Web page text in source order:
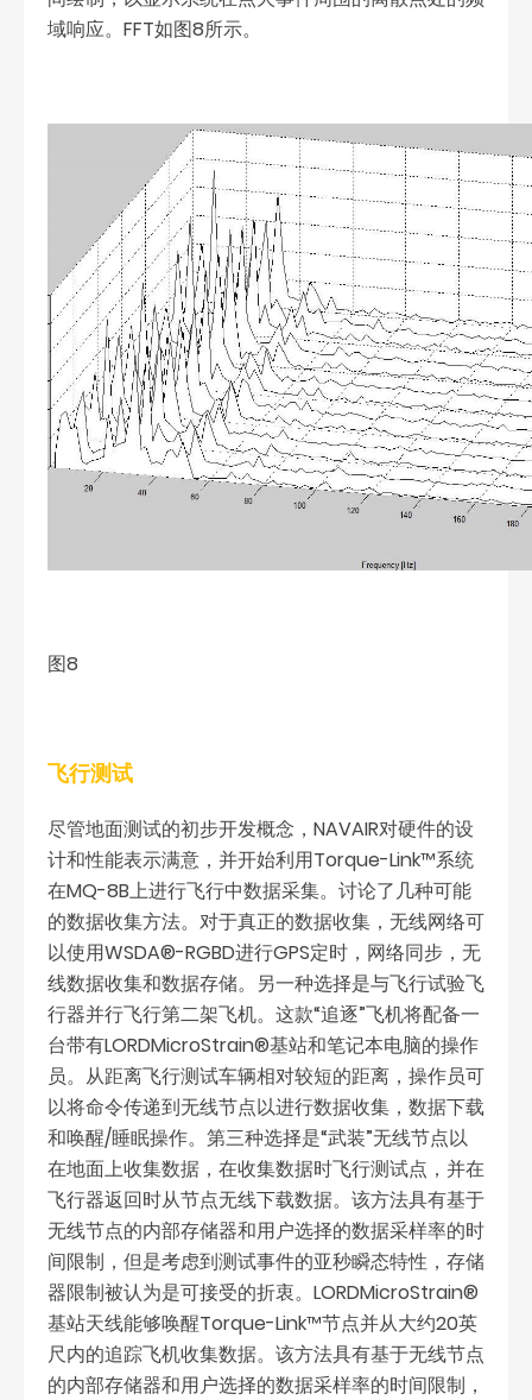
域响应。FFT如图8所示。
图8
飞行测试
尽管地面测试的初步开发概念，NAVAIR对硬件的设
计和性能表示满意，并开始利用Torque-Link™系统
在MQ-8B上进行飞行中数据采集。讨论了几种可能
的数据收集方法。对于真正的数据收集，无线网络可
以使用WSDA®-RGBD进行GPS定时，网络同步，无
线数据收集和数据存储。另一种选择是与飞行试验飞
行器并行飞行第二架飞机。这款“追逐”飞机将配备一
台带有LORDMicroStrain®基站和笔记本电脑的操作
员。从距离飞行测试车辆相对较短的距离，操作员可
以将命令传递到无线节点以进行数据收集，数据下载
和唤醒/睡眠操作。第三种选择是“武装”无线节点以
在地面上收集数据，在收集数据时飞行测试点，并在
飞行器返回时从节点无线下载数据。该方法具有基于
无线节点的内部存储器和用户选择的数据采样率的时
间限制，但是考虑到测试事件的亚秒瞬态特性，存储
器限制被认为是可接受的折衷。LORDMicroStrain®
基站天线能够唤醒Torque-Link™节点并从大约20英
尺内的追踪飞机收集数据。该方法具有基于无线节点
的内部存储器和用户选择的数据采样率的时间限制，